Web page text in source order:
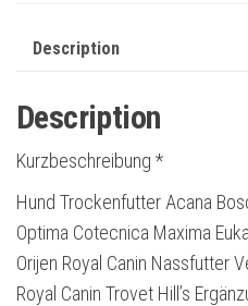
Description
Description
Kurzbeschreibung *
Hund Trockenfutter Acana
Optima Cotecnica Maxima
Orijen Royal Canin Nassfutter
Royal Canin Trovet Hill’s